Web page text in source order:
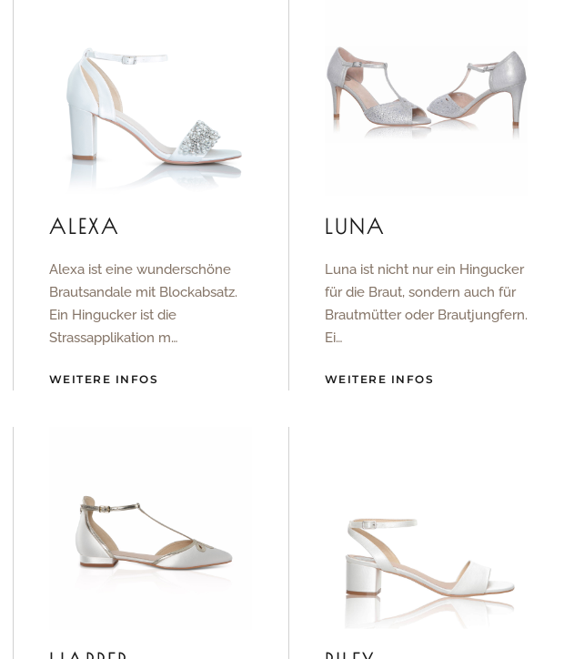
ALEXA
Alexa ist eine wunderschöne
Brautsandale mit Blockabsatz.
Ein Hingucker ist die
Strassapplikation m…
WEITERE INFOS
LUNA
Luna ist nicht nur ein Hingucker
für die Braut, sondern auch für
Brautmütter oder Brautjungfern.
Ei…
WEITERE INFOS